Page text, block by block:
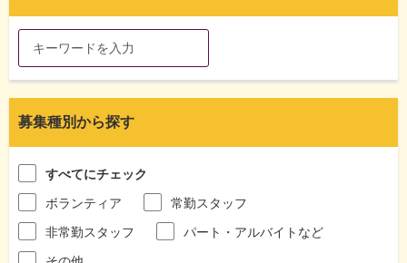
募集種別から探す
すべてにチェック
ボランティア
常勤スタッフ
非常勤スタッフ
パート・アルバイトなど